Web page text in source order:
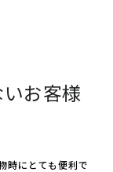
お客様
時にとても便利で